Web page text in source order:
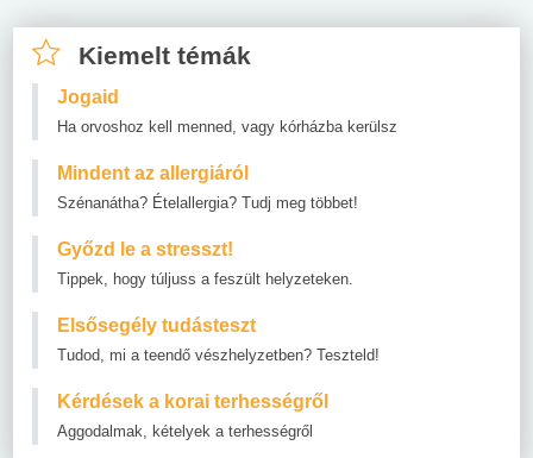
Kiemelt témák
Jogaid
Ha orvoshoz kell menned, vagy kórházba kerülsz
Mindent az allergiáról
Szénanátha? Ételallergia? Tudj meg többet!
Győzd le a stresszt!
Tippek, hogy túljuss a feszült helyzeteken.
Elsősegély tudásteszt
Tudod, mi a teendő vészhelyzetben? Teszteld!
Kérdések a korai terhességről
Aggodalmak, kételyek a terhességről